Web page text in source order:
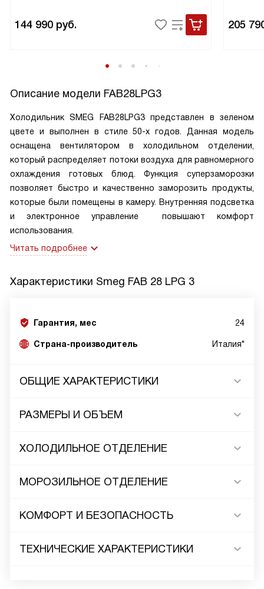
144 990 руб. 205
Описание модели FAB28LPG3
Холодильник SMEG FAB28LPG3 представлен в зеленом
цвете и выполнен в стиле 50-х годов. Данная модель
оснащена вентилятором в холодильном отделении,
который распределяет потоки воздуха для равномерного
охлаждения готовых блюд. Функция суперзаморозки
позволяет быстро и качественно заморозить продукты,
которые были помещены в камеру. Внутренняя подсветка
и электронное управление повышают комфорт
использования.
Читать подробнее
Характеристики Smeg FAB 28 LPG 3
Гарантия, мес 24
Страна-производитель Италия*
ОБЩИЕ ХАРАКТЕРИСТИКИ
РАЗМЕРЫ И ОБЪЕМ
ХОЛОДИЛЬНОЕ ОТДЕЛЕНИЕ
МОРОЗИЛЬНОЕ ОТДЕЛЕНИЕ
КОМФОРТ И БЕЗОПАСНОСТЬ
ТЕХНИЧЕСКИЕ ХАРАКТЕРИСТИКИ